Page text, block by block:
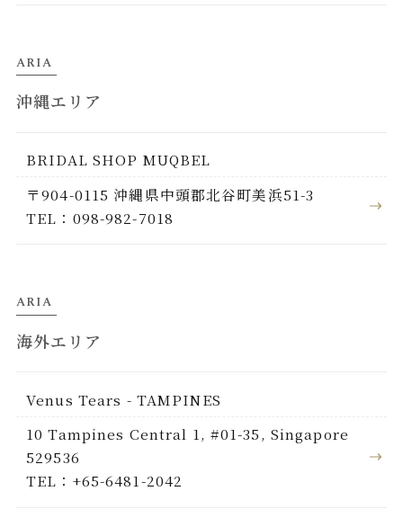
ARIA
沖縄エリア
BRIDAL SHOP MUQBEL
〒904-0115 沖縄県中頭郡北谷町美浜51-3
TEL：098-982-7018
ARIA
海外エリア
Venus Tears - TAMPINES
10 Tampines Central 1, #01-35, Singapore
529536
TEL：+65-6481-2042